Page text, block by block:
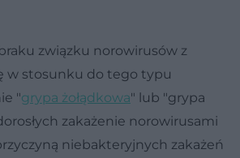
związku norowirusów z
w stosunku do tego typu
"grypa żołądkowa" lub "grypa
zakażenie norowirusami
niebakteryjnych zakażeń